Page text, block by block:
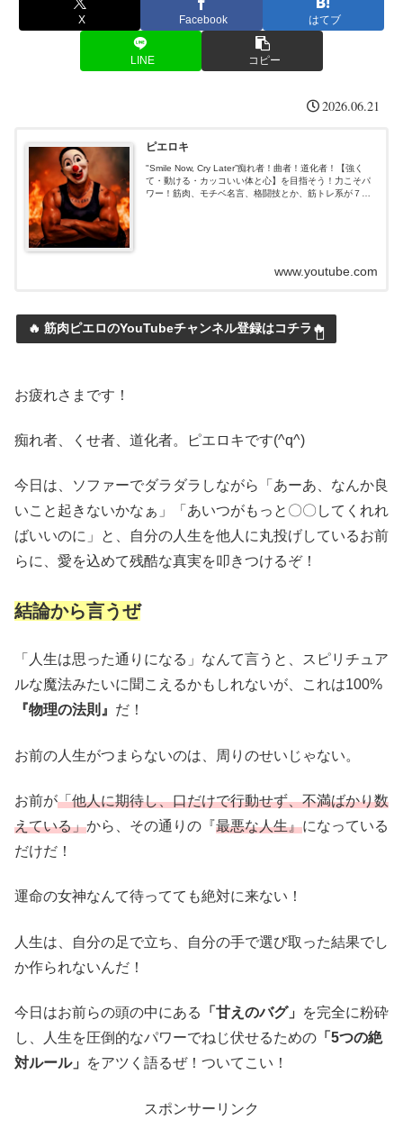
X Facebook はてブ
LINE コピー
2026.06.21
ピエロキ
"Smile Now, Cry Later”痴れ者！曲者！道化者！【強く
て・動ける・カッコいい体と心】を目指そう！力こそパ
ワー！筋肉、モチベ名言、格闘技とか、筋トレ系が７
www.youtube.com
🔥 筋肉ピエロのYouTubeチャンネル登録はコチラ🔥
お疲れさまです！
痴れ者、くせ者、道化者。ピエロキです(^q^)
今日は、ソファーでダラダラしながら「あーあ、なんか良
いこと起きないかなぁ」「あいつがもっと〇〇してくれれ
ばいいのに」と、自分の人生を他人に丸投げしているお前
らに、愛を込めて残酷な真実を叩きつけるぞ！
結論から言うぜ
「人生は思った通りになる」なんて言うと、スピリチュア
ルな魔法みたいに聞こえるかもしれないが、これは100%
『物理の法則』 だ！
お前の人生がつまらないのは、周りのせいじゃない。
お前が「他人に期待し、口だけで行動せず、不満ばかり数
えている」から、その通りの『最悪な人生』になっている
だけだ！
運命の女神なんて待ってても絶対に来ない！
人生は、自分の足で立ち、自分の手で選び取った結果でし
か作られないんだ！
今日はお前らの頭の中にある 「甘えのバグ」
を完全に粉砕
し、人生を圧倒的なパワーでねじ伏せるための 「5つの絶
対ルール」
をアツく語るぜ！ついてこい！
スポンサーリンク